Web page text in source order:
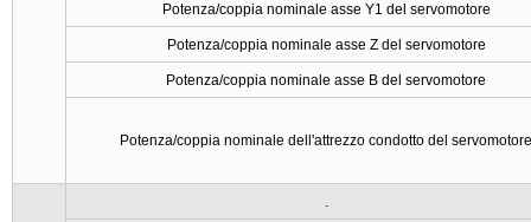
Potenza/coppia nominale asse Y1 del servomotore
Potenza/coppia nominale asse Z del servomotore
Potenza/coppia nominale asse B del servomotore
Potenza/coppia nominale dell'attrezzo condotto del
.